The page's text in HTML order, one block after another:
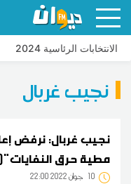
الانتخابات الرئاسية 2024
نجيب غربال
نجيب غربال: نرفض
مطية حرق
10 22:00 2022 جوان